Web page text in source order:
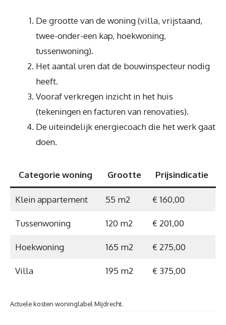
De grootte van de woning (villa, vrijstaand,
twee-onder-een kap, hoekwoning,
tussenwoning).
Het aantal uren dat de bouwinspecteur nodig
heeft.
Vooraf verkregen inzicht in het huis
(tekeningen en facturen van renovaties).
De uiteindelijk energiecoach die het werk gaat
doen.
Categorie woning Grootte Prijsindicatie
Klein appartement 55 m2 € 160,00
Tussenwoning 120 m2 € 201,00
Hoekwoning 165 m2 € 275,00
Villa 195 m2 € 375,00
Actuele kosten woninglabel Mijdrecht.